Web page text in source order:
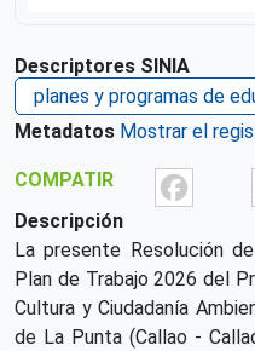
Descriptores SINIA
planes y programas de
Metadatos Mostrar el
COMPATIR
Descripción
La presente Resolución
Plan de Trabajo 2026 del
Cultura y Ciudadanía
de La Punta (Callao -